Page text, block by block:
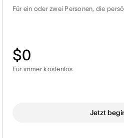
Für ein oder zwei Personen, die
$0
Für immer kostenlos
Jetzt